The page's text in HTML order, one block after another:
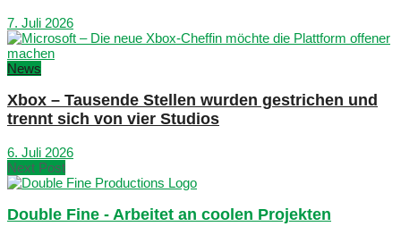
7. Juli 2026
News
Xbox – Tausende Stellen wurden gestrichen und
trennt sich von vier Studios
6. Juli 2026
Next Post
Double Fine - Arbeitet an coolen Projekten